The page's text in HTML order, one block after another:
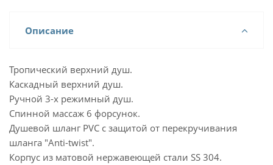
Описание
Тропический верхний душ.
Каскадный верхний душ.
Ручной 3-х режимный душ.
Спинной массаж 6 форсунок.
Душевой шланг PVC с защитой от перекручивания
шланга "Anti-twist".
Корпус из матовой нержавеющей стали SS 304.